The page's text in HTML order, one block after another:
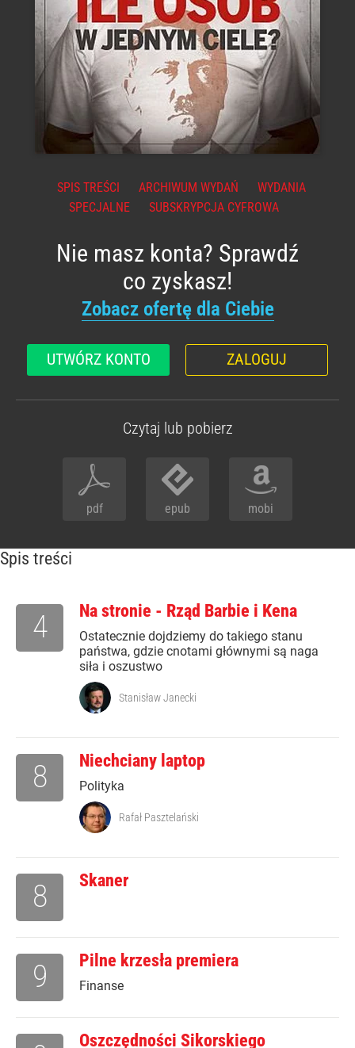
SPIS TREŚCI ARCHIWUM WYDAŃ
WYDANIA
SPECJALNE
SUBSKRYPCJA CYFROWA
Nie masz konta? Sprawdź
co zyskasz!
Zobacz ofertę dla Ciebie
UTWÓRZ KONTO ZALOGUJ
Czytaj lub pobierz
pdf epub mobi
Spis treści
Na stronie - Rząd Barbie i Kena
Ostatecznie dojdziemy do takiego stanu
państwa, gdzie cnotami głównymi są naga
siła i oszustwo
4
Stanisław Janecki
Niechciany laptop
Polityka
8
Rafał Pasztelański
Skaner
8
Pilne krzesła premiera
Finanse
9
Oszczędności Sikorskiego